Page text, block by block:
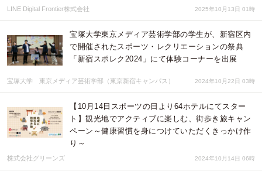
LINE Digital Frontier株式会社 2025年10月13日 01時
宝塚大学東京メディア芸術学部の学生が、新宿区内
で開催されたスポーツ・レクリエーションの祭典
「新宿スポレク2024」にて体験コーナーを出展
宝塚大学 東京メディア芸術学部（東京新宿キャンパス） 2024年10月22日 03時
【10月14日スポーツの日より64ホテルにてスター
ト】観光地でアクティブに楽しむ、街歩き旅キャン
ペーン～健康習慣を身につけていただくきっかけ作
り～
株式会社グリーンズ 2024年10月14日 06時